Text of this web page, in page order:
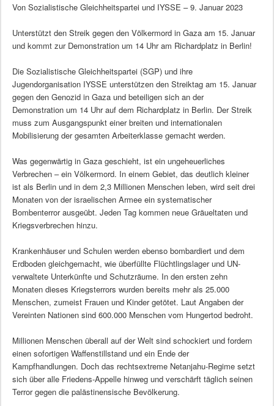
Von Sozialistische Gleichheitspartei und IYSSE – 9. Januar 2023
Unterstützt den Streik gegen den Völkermord in Gaza am 15. Januar
und kommt zur Demonstration um 14 Uhr am Richardplatz in Berlin!
Die Sozialistische Gleichheitspartei (SGP) und ihre
Jugendorganisation IYSSE unterstützen den Streiktag am 15. Januar
gegen den Genozid in Gaza und beteiligen sich an der
Demonstration um 14 Uhr auf dem Richardplatz in Berlin. Der Streik
muss zum Ausgangspunkt einer breiten und internationalen
Mobilisierung der gesamten Arbeiterklasse gemacht werden.
Was gegenwärtig in Gaza geschieht, ist ein ungeheuerliches
Verbrechen – ein Völkermord. In einem Gebiet, das deutlich kleiner
ist als Berlin und in dem 2,3 Millionen Menschen leben, wird seit drei
Monaten von der israelischen Armee ein systematischer
Bombenterror ausgeübt. Jeden Tag kommen neue Gräueltaten und
Kriegsverbrechen hinzu.
Krankenhäuser und Schulen werden ebenso bombardiert und dem
Erdboden gleichgemacht, wie überfüllte Flüchtlingslager und UN-
verwaltete Unterkünfte und Schutzräume. In den ersten zehn
Monaten dieses Kriegsterrors wurden bereits mehr als 25.000
Menschen, zumeist Frauen und Kinder getötet. Laut Angaben der
Vereinten Nationen sind 600.000 Menschen vom Hungertod bedroht.
Millionen Menschen überall auf der Welt sind schockiert und fordern
einen sofortigen Waffenstillstand und ein Ende der
Kampfhandlungen. Doch das rechtsextreme Netanjahu-Regime setzt
sich über alle Friedens-Appelle hinweg und verschärft täglich seinen
Terror gegen die palästinensische Bevölkerung.